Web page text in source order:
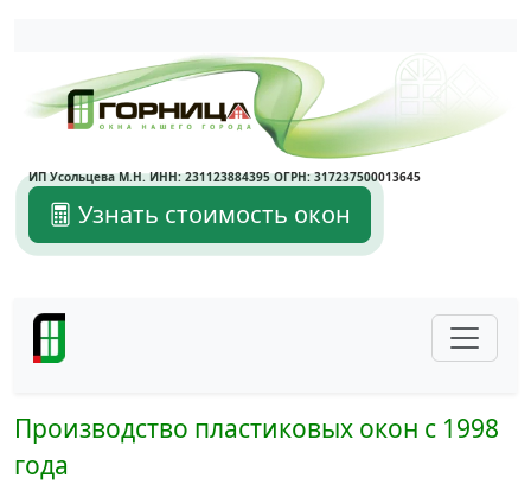
Написать в Max
Написать в Telegram
ИП Усольцева М.Н. ИНН: 231123884395 ОГРН: 317237500013645
Узнать стоимость окон
Производство пластиковых окон с 1998
года